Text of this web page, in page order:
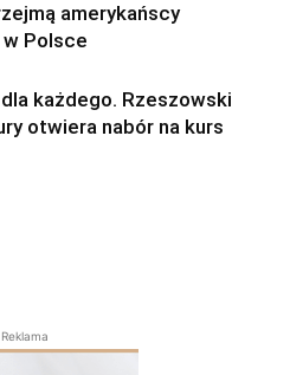
amerykańscy
w Polsce
każdego. Rzeszowski
otwiera nabór na kurs
Reklama